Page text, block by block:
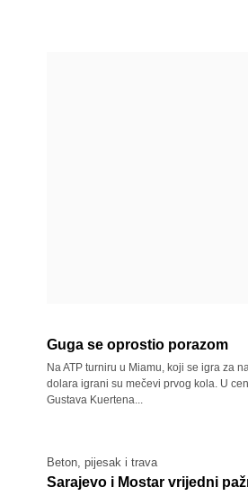
Guga se oprostio porazom
Na ATP turniru u Miamu, koji se igra za
dolara igrani su mečevi prvog kola. U
Gustava Kuertena...
Beton, pijesak i trava
Sarajevo i Mostar vrijedni